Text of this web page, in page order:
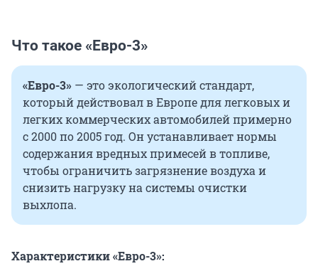
Что такое «Евро-3»
«Евро-3» — это экологический стандарт,
который действовал в Европе для легковых и
легких коммерческих автомобилей примерно
с 2000 по 2005 год. Он устанавливает нормы
содержания вредных примесей в топливе,
чтобы ограничить загрязнение воздуха и
снизить нагрузку на системы очистки
выхлопа.
Характеристики «Евро-3»: